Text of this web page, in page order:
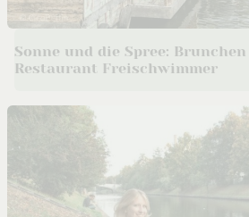
Sonne und die Spree: Brunchen
Restaurant Freischwimmer